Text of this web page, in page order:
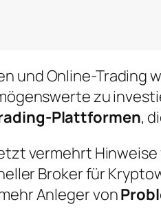
und Online-
zu
Plattformen,
vermehrt
Broker für
Anleger von